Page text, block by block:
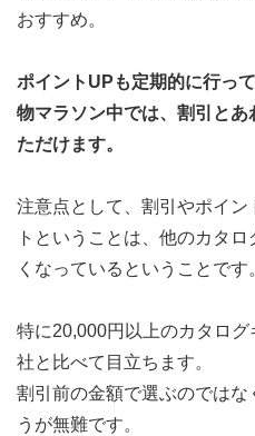
おすすめ。
ポイントUPも定期的に行っ
物マラソン中では、割引と
ただけます。
注意点として、割引やポイ
トということは、他のカタ
くなっているということです
特に20,000円以上のカタロ
社と比べて目立ちます。
割引前の金額で選ぶのでは
うが無難です。